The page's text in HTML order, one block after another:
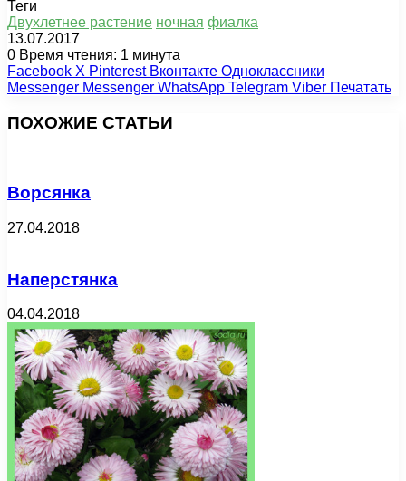
Теги
Двухлетнее растение ночная фиалка
13.07.2017
0 Время чтения: 1 минута
Facebook X Pinterest Вконтакте Одноклассники
Messenger Messenger WhatsApp Telegram Viber Печатать
ПОХОЖИЕ СТАТЬИ
Ворсянка
27.04.2018
Наперстянка
04.04.2018